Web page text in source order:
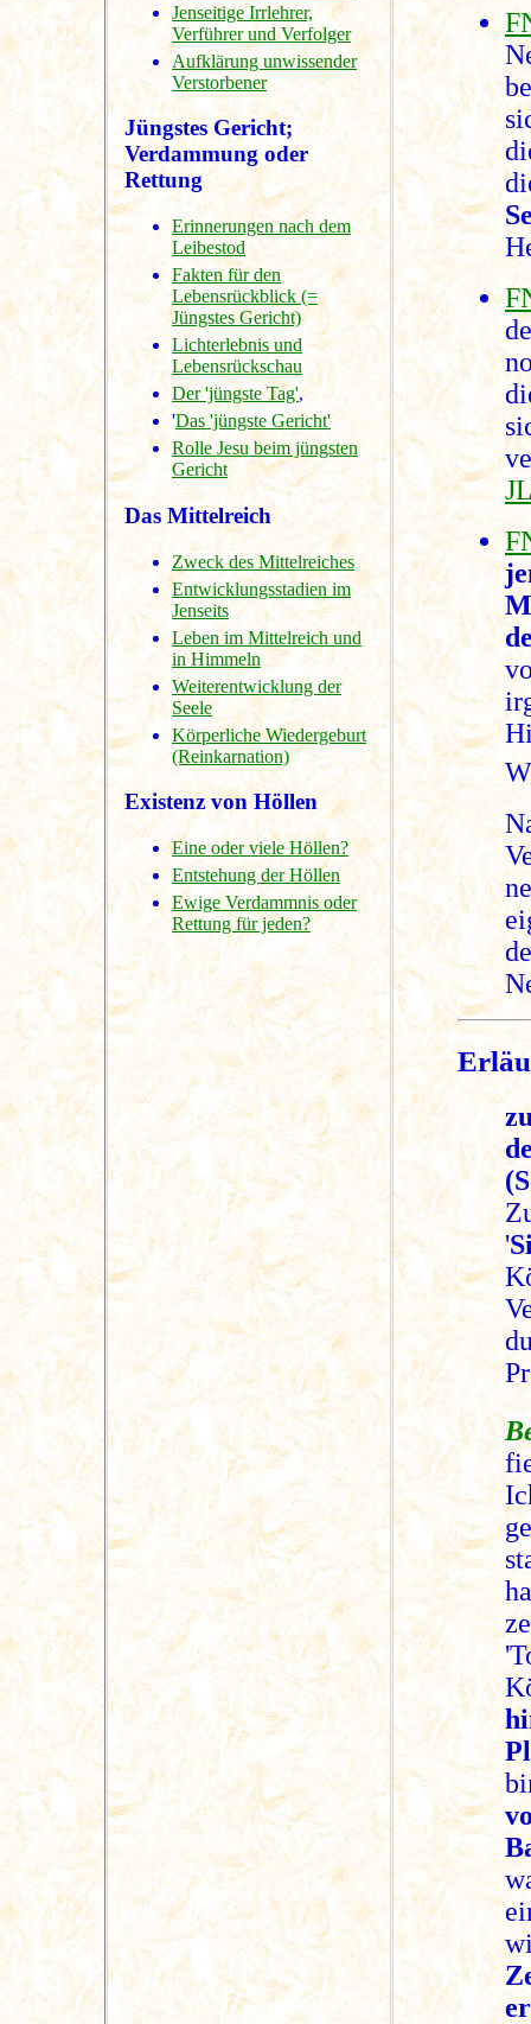
Jenseitige Irrlehrer,
Verführer und Verfolger
Aufklärung unwissender
Verstorbener
Jüngstes Gericht;
Verdammung oder
Rettung
Erinnerungen nach dem
Leibestod
Fakten für den
Lebensrückblick (=
Jüngstes Gericht)
Lichterlebnis und
Lebensrückschau
Der 'jüngste Tag',
'Das 'jüngste Gericht'
Rolle Jesu beim jüngsten
Gericht
Das Mittelreich
Zweck des Mittelreiches
Entwicklungsstadien im
Jenseits
Leben im Mittelreich und
in Himmeln
Weiterentwicklung der
Seele
Körperliche Wiedergeburt
(Reinkarnation)
Existenz von Höllen
Eine oder viele Höllen?
Entstehung der Höllen
Ewige Verdammnis oder
Rettung für jeden?
'